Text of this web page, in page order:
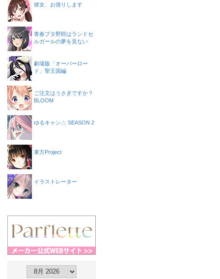
彼女、お借りします
青春ブタ野郎はランドセ
ルガールの夢を見ない
劇場版「オーバーロー
ド」聖王国編
ご注文はうさぎですか？
BLOOM
ゆるキャン△ SEASON 2
東方Project
イラストレーター